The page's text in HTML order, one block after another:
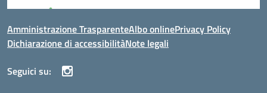
Amministrazione TrasparenteAlbo onlinePrivacy Policy
Dichiarazione di accessibilitàNote legali
Seguici su: